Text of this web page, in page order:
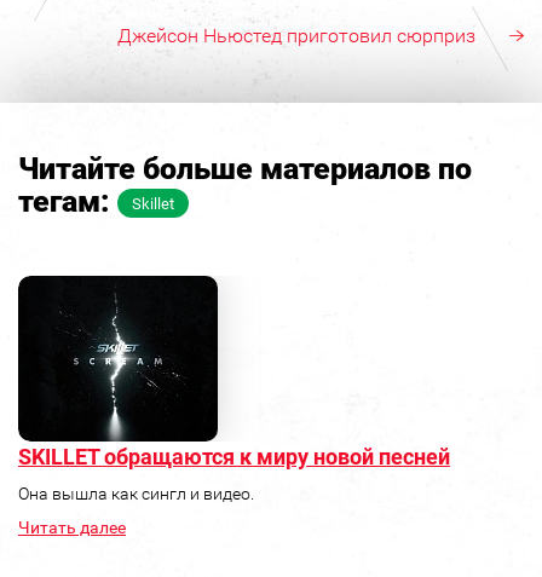
Джейсон Ньюстед приготовил сюрприз
Читайте больше материалов по
тегам:
Skillet
SKILLET обращаются к миру новой песней
Она вышла как сингл и видео.
Читать далее